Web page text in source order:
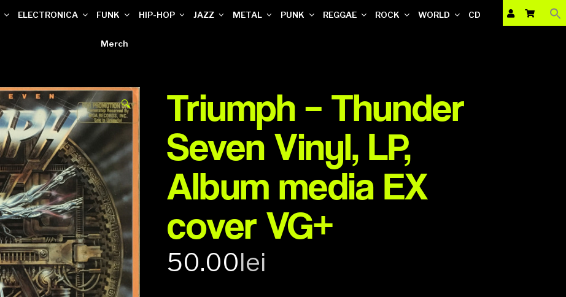
ELECTRONICA FUNK HIP-HOP JAZZ METAL PUNK REGGAE ROCK WORLD CD
Merch
🔍
Triumph – Thunder
Seven Vinyl, LP,
Album media EX
cover VG+
50.00lei